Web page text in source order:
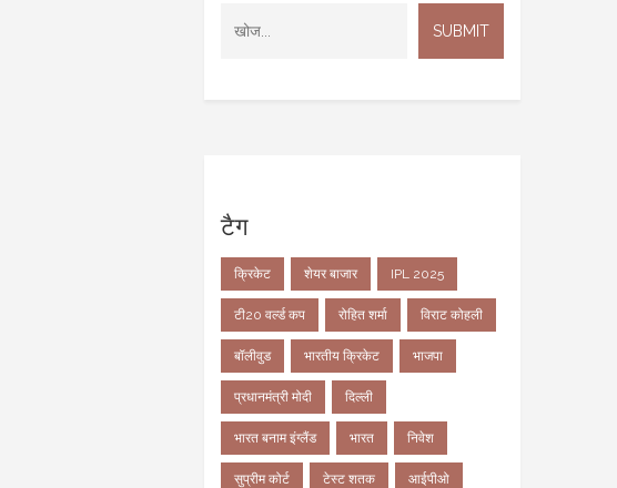
टैग
क्रिकेट शेयर बाजार IPL 2025
टी20 वर्ल्ड कप रोहित शर्मा विराट कोहली
बॉलीवुड भारतीय क्रिकेट भाजपा
प्रधानमंत्री मोदी दिल्ली
भारत बनाम इंग्लैंड भारत निवेश
सुप्रीम कोर्ट टेस्ट शतक आईपीओ